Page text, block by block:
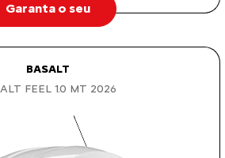
Garanta o seu
BASALT
FEEL 1.0 MT 2026